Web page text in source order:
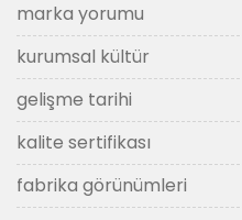
marka yorumu
kurumsal kültür
gelişme tarihi
kalite sertifikası
fabrika görünümleri